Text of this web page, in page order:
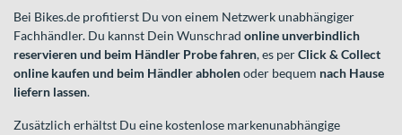
Bei Bikes.de profitierst Du von einem Netzwerk unabhängiger
Fachhändler. Du kannst Dein Wunschrad online unverbindlich
reservieren und beim Händler Probe fahren, es perClick & Collect
online kaufen und beim Händler abholenoder bequem nach Hause
liefern lassen.
Zusätzlich erhältst Du eine kostenlose markenunabhängige